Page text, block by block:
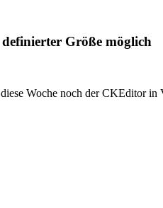
Größe möglich
Woche noch der CKEditor in